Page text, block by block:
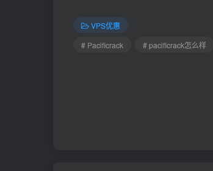
VPS优惠
# Pacificrack
# pacificrack怎么样